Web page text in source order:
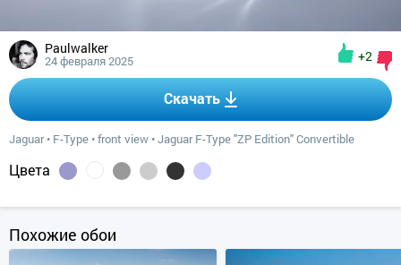
Paulwalker
24 февраля 2025 +2
Скачать
Jaguar• F-Type •front view •Jaguar F-Type "ZP Edition" Convertible
Цвета
Похожие обои